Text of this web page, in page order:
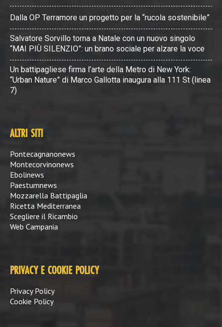
Dalla OP Terramore un progetto per la “rucola sostenibile”
Salvatore Sorvillo torna a Natale con un nuovo singolo
“MAI PIÙ SILENZIO”: un brano sociale per alzare la voce
Un battipagliese firma l’arte della Metro di New York:
“Urban Nature” di Marco Gallotta inaugura alla 111 St (linea
7)
ALTRI SITI
Pontecagnanonews
Montecorvinonews
Ebolinews
Paestumnews
Mozzarella Battipaglia
Ricetta Mediterranea
Scegliere il Ricambio
Web Campania
PRIVACY E COOKIE POLICY
Privacy Policy
Cookie Policy